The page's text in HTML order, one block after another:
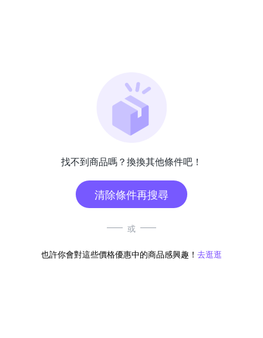
找不到商品嗎？換換其他條件吧！
清除條件再搜尋
或
也許你會對這些價格優惠中的商品感興趣！ 去逛逛